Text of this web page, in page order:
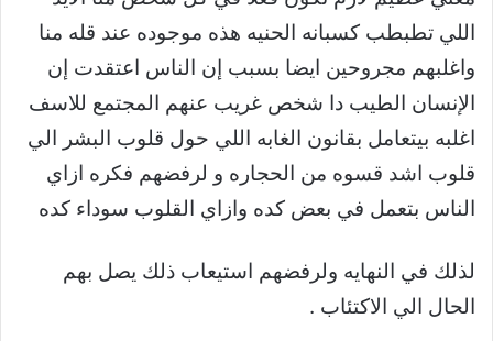
اللي تطبطب كسبانه الحنيه هذه موجوده عند قله منا
واغلبهم مجروحين ايضا بسبب إن الناس اعتقدت إن
الإنسان الطيب دا شخص غريب عنهم المجتمع للاسف
اغلبه بيتعامل بقانون الغابه اللي حول قلوب البشر الي
قلوب اشد قسوه من الحجاره و لرفضهم فكره ازاي
الناس بتعمل في بعض كده وازاي القلوب سوداء كده
لذلك في النهايه ولرفضهم استيعاب ذلك يصل بهم
الحال الي الاكتئاب .